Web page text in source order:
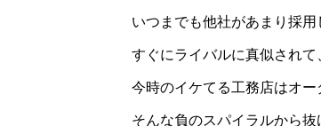
いつまでも他社があまり採
すぐにライバルに真似され
今時のイケてる工務店はオー
そんな負のスパイラルから